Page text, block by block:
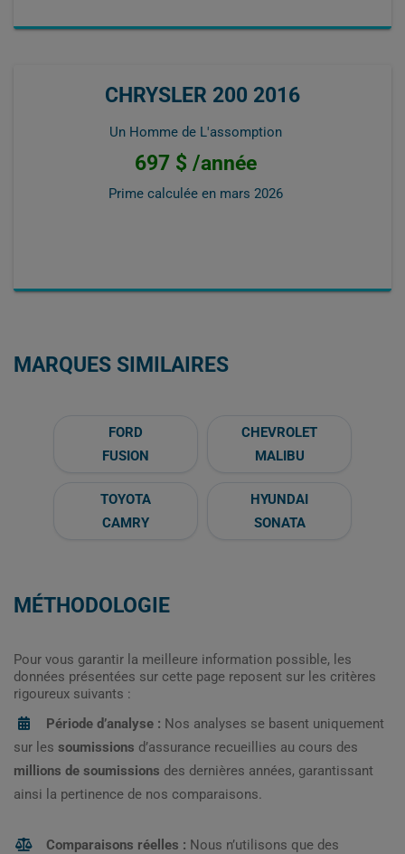
CHRYSLER 200 2016
Un Homme de L'assomption
697 $ /année
Prime calculée en mars 2026
MARQUES SIMILAIRES
FORD
FUSION
CHEVROLET
MALIBU
TOYOTA
CAMRY
HYUNDAI
SONATA
MÉTHODOLOGIE
Pour vous garantir la meilleure information possible, les
données présentées sur cette page reposent sur les critères
rigoureux suivants :
Période d’analyse : Nos analyses se basent uniquement
sur les soumissions d’assurance recueillies au cours des
millions de soumissions des dernières années, garantissant
ainsi la pertinence de nos comparaisons.
Comparaisons réelles : Nous n’utilisons que des